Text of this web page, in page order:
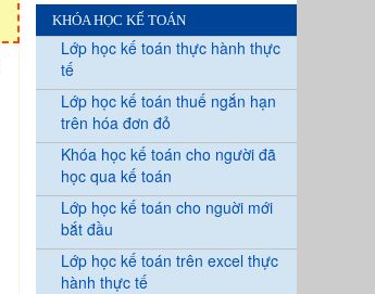
KHÓA HỌC KẾ TOÁN
Lớp học kế toán thực hành thực
tế
Lớp học kế toán thuế ngắn hạn
trên hóa đơn đỏ
Khóa học kế toán cho người đã
học qua kế toán
Lớp học kế toán cho nguời mới
bắt đầu
Lớp học kế toán trên excel thực
hành thực tế